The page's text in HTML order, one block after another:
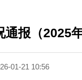
报（2025年
01-21 10:56